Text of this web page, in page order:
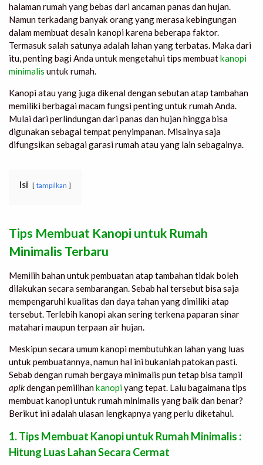
halaman rumah yang bebas dari ancaman panas dan hujan.
Namun terkadang banyak orang yang merasa kebingungan
dalam membuat desain kanopi karena beberapa faktor.
Termasuk salah satunya adalah lahan yang terbatas. Maka dari
itu, penting bagi Anda untuk mengetahuitips membuatkanopi
minimalis untuk rumah
Kanopi atau yang juga dikenal dengan sebutan atap tambahan
memiliki berbagai macam fungsi penting untuk rumah Anda.
Mulai dari perlindungan dari panas dan hujan hingga bisa
digunakan sebagai tempat penyimpanan. Misalnya saja
difungsikan sebagai garasi rumah atau yang lain sebagainya.
Isi tampilkan
Tips Membuat Kanopi untuk Rumah
Minimalis Terbaru
Memilih bahan untuk pembuatan atap tambahan tidak boleh
dilakukan secara sembarangan. Sebab hal tersebut bisa saja
mempengaruhi kualitas dan daya tahan yang dimiliki atap
tersebut. Terlebih kanopi akan sering terkena paparan sinar
matahari maupun terpaan air hujan.
Meskipun secara umum kanopi membutuhkan lahan yang luas
untuk pembuatannya, namun hal ini bukanlah patokan pasti.
Sebab dengan rumah bergaya minimalis pun tetap bisa tampil
apikdengan pemilihankanopiyang tepat. Lalu bagaimanatips
membuat kanopi untuk rumah minimalis yang baik dan benar?
Berikut ini adalah ulasan lengkapnya yang perlu diketahui.
1.Tips Membuat Kanopi untuk Rumah Minimalis :
Hitung Luas Lahan Secara Cermat